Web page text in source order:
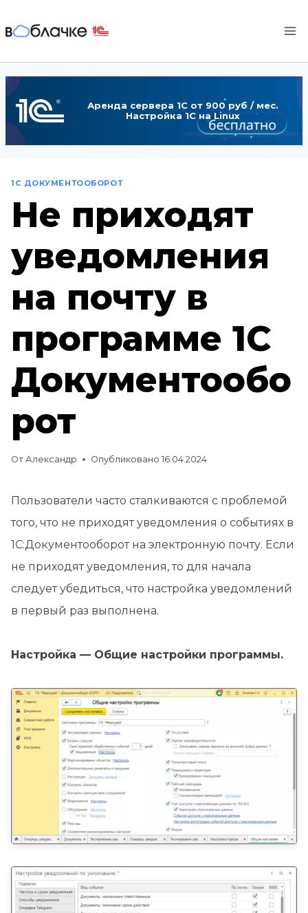
к
Аренда сервера 1С от 900 руб / мес.
Настройка 1С на Linux
1С ДОКУМЕНТООБОРОТ
Не приходят
уведомления
на почту в
программе 1С
Документообо
рот
От Александр Опубликовано 16.04.2024
Пользователи часто сталкиваются с проблемой
того, что не приходят уведомления о событиях в
1С:Документооборот на электронную почту. Если
не приходят уведомления, то для начала
следует убедиться, что настройка уведомлений
в первый раз выполнена.
Настройка — Общие настройки программы.